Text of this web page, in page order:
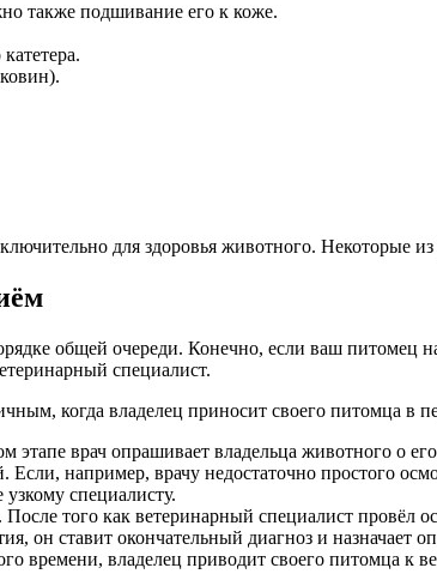
также подшивание его к коже.
для здоровья животного. Некоторые
общей очереди. Конечно, если ваш питомец
специалист.
когда владелец приносит своего питомца в
этапе врач опрашивает владельца животного о
Если, например, врачу недостаточно простого
узкому специалисту.
После того как ветеринарный специалист
он ставит окончательный диагноз и назначает
времени, владелец приводит своего питомца к